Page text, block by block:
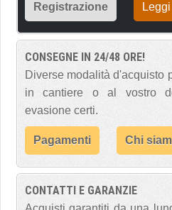
Registrazione
CONSEGNE IN 24/48 ORE!
Diverse modalità d'acquisto
in cantiere o al vostro
evasione certi.
Pagamenti Chi
CONTATTI E GARANZIE